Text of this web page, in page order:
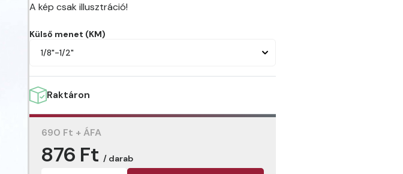
A kép csak illusztráció!
Külső menet (KM)
1/8"-1/2"
Raktáron
690 Ft + ÁFA
876 Ft / darab